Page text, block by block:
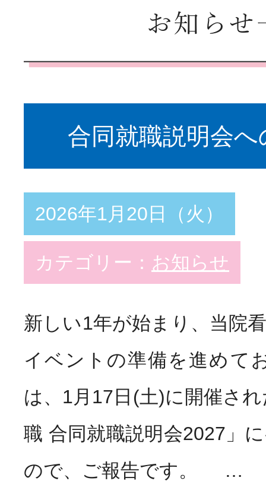
看護部について About
教育体制 Education
教育支援体制
看護部の取り組み
スペシャリスト
勤務・福利厚生
インターンシップ
お知らせ
お知らせ
合同就職説明会
2026年1月20日（火）
カテゴリー： お知らせ
新しい1年が始まり、当院
イベントの準備を進めて
は、1月17日(土)に開催さ
職 合同就職説明会2027」
ので、ご報告です。 …